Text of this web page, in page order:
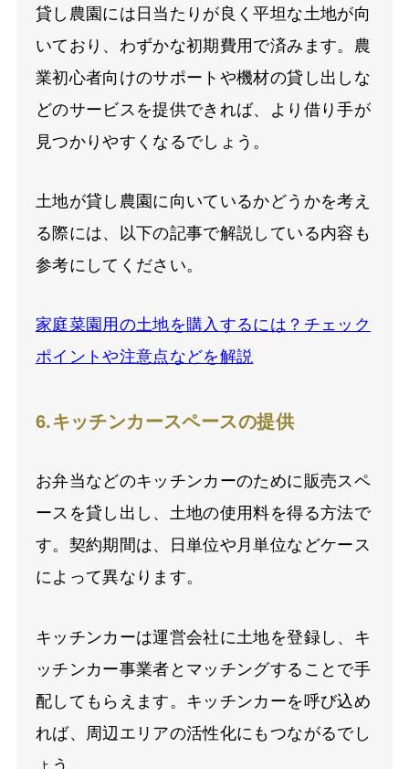
貸し農園には日当たりが良く平坦な土地が向
いており、わずかな初期費用で済みます。農
業初心者向けのサポートや機材の貸し出しな
どのサービスを提供できれば、より借り手が
見つかりやすくなるでしょう。
土地が貸し農園に向いているかどうかを考え
る際には、以下の記事で解説している内容も
参考にしてください。
家庭菜園用の土地を購入するには？チェック
ポイントや注意点などを解説
6.キッチンカースペースの提供
お弁当などのキッチンカーのために販売スペ
ースを貸し出し、土地の使用料を得る方法で
す。契約期間は、日単位や月単位などケース
によって異なります。
キッチンカーは運営会社に土地を登録し、キ
ッチンカー事業者とマッチングすることで手
配してもらえます。キッチンカーを呼び込め
れば、周辺エリアの活性化にもつながるでし
ょう。